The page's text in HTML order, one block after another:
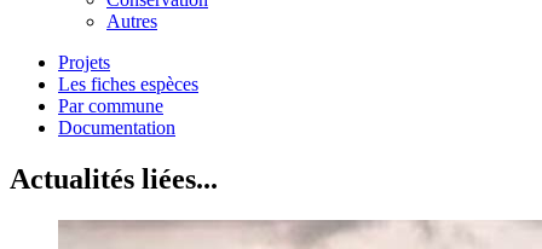
Autres
Projets
Les fiches espèces
Par commune
Documentation
Actualités liées...